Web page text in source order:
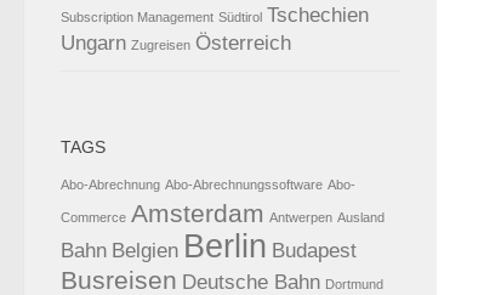
Subscription Management Südtirol Tschechien
Ungarn Zugreisen Österreich
TAGS
Abo-Abrechnung Abo-Abrechnungssoftware Abo-
Commerce Amsterdam Antwerpen Ausland
Bahn Belgien Berlin Budapest
Busreisen Deutsche Bahn Dortmund